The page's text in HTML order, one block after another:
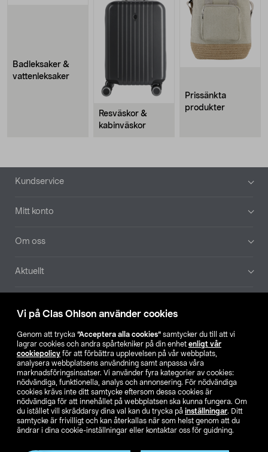
Vi på Clas Ohlson använder cookies
Genom att trycka ”Acceptera alla cookies” samtycker du till att vi
lagrar cookies och andra spårtekniker på din enhet enligt vår
cookiepolicy för att förbättra upplevelsen på vår webbplats,
analysera webbplatsens användning samt anpassa våra
marknadsföringsinsatser. Vi använder fyra kategorier av cookies:
nödvändiga, funktionella, analys och annonsering. För nödvändiga
cookies krävs inte ditt samtycke eftersom dessa cookies är
nödvändiga för att innehållet på webbplatsen ska kunna fungera. Om
du istället vill skräddarsy dina val kan du trycka på inställningar. Ditt
samtycke är frivilligt och kan återkallas när som helst genom att du
ändrar i dina cookie-inställningar eller kontaktar oss för guidning.
Badleksaker &
vattenleksaker
Resväskor &
kabinväskor
Prissänkta
produkter
Sidfot
Kundservice
Mitt konto
Om oss
Aktuellt
Hitta butik
SE NO FI